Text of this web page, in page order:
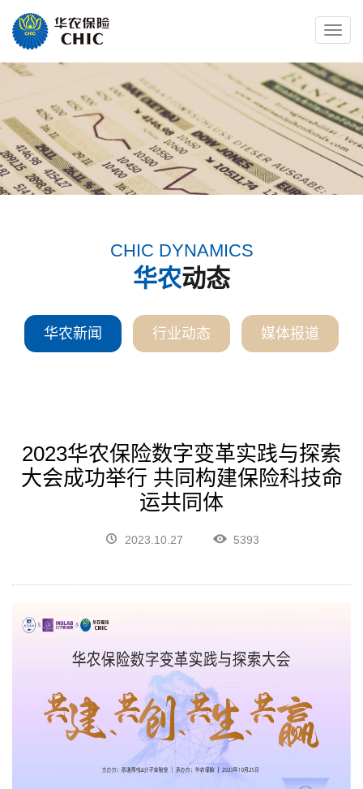
Toggle
CHIC DYNAMICS
华农动态
华农新闻 行业动态 媒体报道
2023华农保险数字变革实践与探索
大会成功举行 共同构建保险科技命
运共同体
2023.10.27 5393